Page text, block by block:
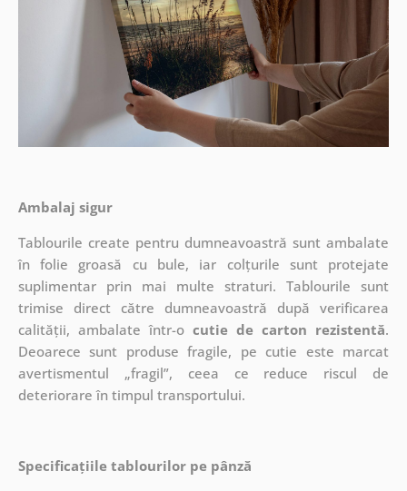
Ambalaj sigur
Tablourile create pentru dumneavoastră sunt ambalate
în folie groasă cu bule, iar colțurile sunt protejate
suplimentar prin mai multe straturi.Tablourile sunt
trimise direct către dumneavoastră după verificarea
calității, ambalate într-o cutie de carton rezistentă.
Deoarece sunt produse fragile, pe cutie este marcat
avertismentul „fragil”, ceea ce reduce riscul de
deteriorare în timpul transportului.
Specificațiile tablourilor pe pânză